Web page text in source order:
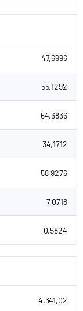
47,6996
55,1292
64,3836
34,1712
58,9276
7,0718
0,5824
4.341,02